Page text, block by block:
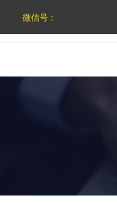
微信号：